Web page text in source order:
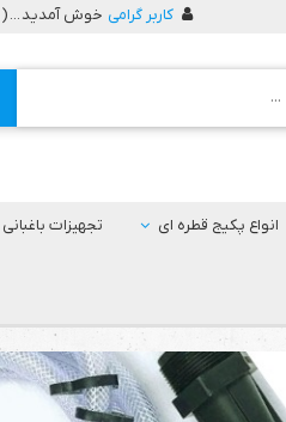
کاربر گرامی خوش آمدید ... (
انواع پکیج قطره ای تجهیزات باغبانی